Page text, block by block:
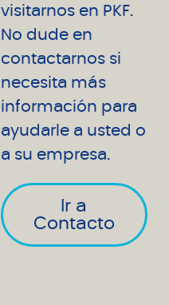
visitarnos en PKF.
No dude en
contactarnos si
necesita más
información para
ayudarle a usted o
a su empresa.
Ir a
Contacto